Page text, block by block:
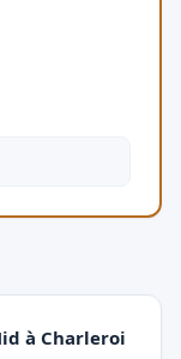
à Charleroi